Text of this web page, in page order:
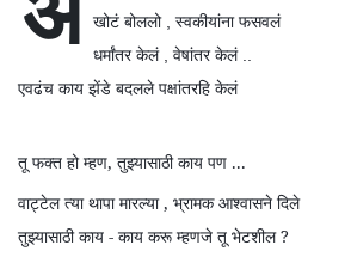
खोटं बोललो, स्वकीयांना फसवलं
धर्मांतर केलं, वेषांतर केलं..
एवढंच काय झेंडे बदलले पक्षांतरहि केलं
तू फक्त हो म्हण, तुझ्यासाठी काय पण ...
वाट्टेल त्या थापा मारल्या, भ्रामक आश्वासने दिले
तुझ्यासाठी काय - काय करू म्हणजे तू भेटशील?